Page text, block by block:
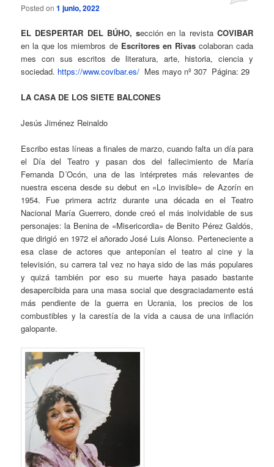
Posted on1 junio, 2022
EL DESPERTAR DEL BÚHO, sección en la revista COVIBAR
en la que los miembros de Escritores en Rivascolaboran cada
mes con sus escritos de literatura, arte, historia, ciencia y
sociedad. https://www.covibar.es/ Mes mayo nº 307 Página: 29
LA CASA DE LOS SIETE BALCONES
Jesús Jiménez Reinaldo
Escribo estas líneas a finales de marzo, cuando falta un día para
el Día del Teatro y pasan dos del fallecimiento de María
Fernanda D´Ocón, una de las intérpretes más relevantes de
nuestra escena desde su debut en «Lo invisible» de Azorín en
1954. Fue primera actriz durante una década en el Teatro
Nacional María Guerrero, donde creó el más inolvidable de sus
personajes: la Benina de «Misericordia» de Benito Pérez Galdós,
que dirigió en 1972 el añorado José Luis Alonso. Perteneciente a
esa clase de actores que anteponían el teatro al cine y la
televisión, su carrera tal vez no haya sido de las más populares
y quizá también por eso su muerte haya pasado bastante
desapercibida para una masa social que desgraciadamente está
más pendiente de la guerra en Ucrania, los precios de los
combustibles y la carestía de la vida a causa de una inflación
galopante.